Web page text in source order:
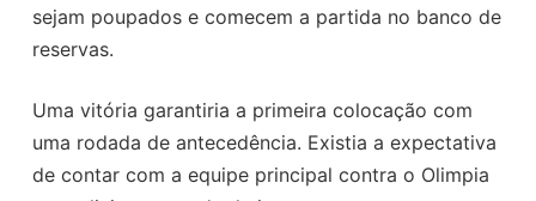
sejam poupados e comecem a partida no banco de
reservas.
Uma vitória garantiria a primeira colocação com
uma rodada de antecedência. Existia a expectativa
de contar com a equipe principal contra o Olimpia